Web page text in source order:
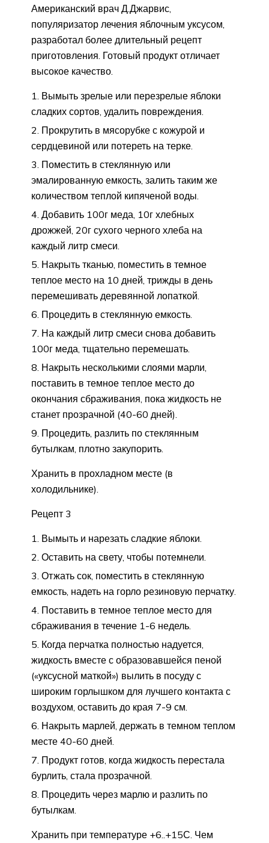
Американский врач Д.Джарвис,
популяризатор лечения яблочным уксусом,
разработал более длительный рецепт
приготовления. Готовый продукт отличает
высокое качество.
Вымыть зрелые или перезрелые яблоки
сладких сортов, удалить повреждения.
Прокрутить в мясорубке с кожурой и
сердцевиной или потереть на терке.
Поместить в стеклянную или
эмалированную емкость, залить таким же
количеством теплой кипяченой воды.
Добавить 100г меда, 10г хлебных
дрожжей, 20г сухого черного хлеба на
каждый литр смеси.
Накрыть тканью, поместить в темное
теплое место на 10 дней, трижды в день
перемешивать деревянной лопаткой.
Процедить в стеклянную емкость.
На каждый литр смеси снова добавить
100г меда, тщательно перемешать.
Накрыть несколькими слоями марли,
поставить в темное теплое место до
окончания сбраживания, пока жидкость не
станет прозрачной (40-60 дней).
Процедить, разлить по стеклянным
бутылкам, плотно закупорить.
Хранить в прохладном месте (в
холодильнике).
Рецепт 3
Вымыть и нарезать сладкие яблоки.
Оставить на свету, чтобы потемнели.
Отжать сок, поместить в стеклянную
емкость, надеть на горло резиновую перчатку.
Поставить в темное теплое место для
сбраживания в течение 1-6 недель.
Когда перчатка полностью надуется,
жидкость вместе с образовавшейся пеной
(«уксусной маткой») вылить в посуду с
широким горлышком для лучшего контакта с
воздухом, оставить до края 7-9 см.
Накрыть марлей, держать в темном теплом
месте 40-60 дней.
Продукт готов, когда жидкость перестала
бурлить, стала прозрачной.
Процедить через марлю и разлить по
бутылкам.
Хранить при температуре +6..+15С. Чем